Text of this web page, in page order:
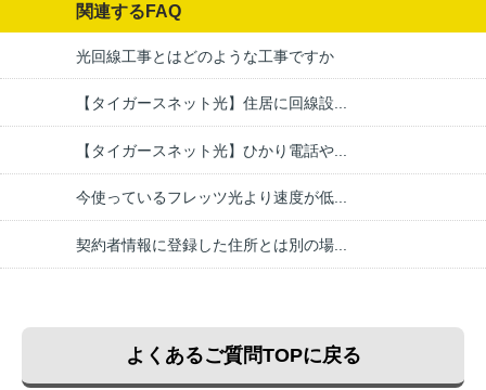
関連するFAQ
光回線工事とはどのような工事ですか
【タイガースネット光】住居に回線設...
【タイガースネット光】ひかり電話や...
今使っているフレッツ光より速度が低...
契約者情報に登録した住所とは別の場...
よくあるご質問TOPに戻る